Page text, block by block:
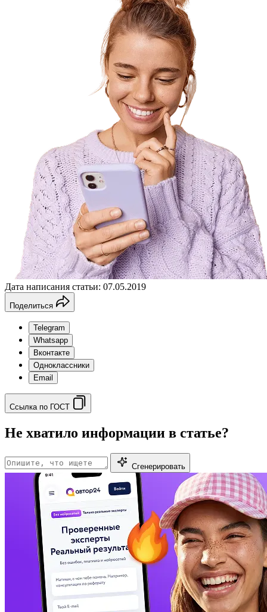
Дата написания статьи: 07.05.2019
Поделиться
Telegram
Whatsapp
Вконтакте
Одноклассники
Email
Ссылка по ГОСТ
Не хватило информации в статье?
Сгенерировать